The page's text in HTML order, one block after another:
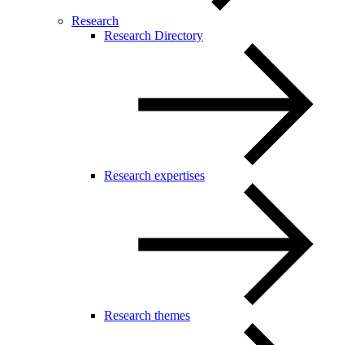
Research
Research Directory
Research expertises
Research themes